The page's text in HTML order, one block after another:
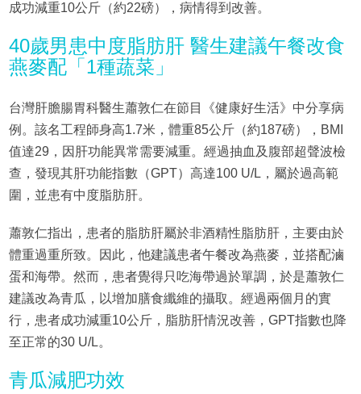
成功減重10公斤（約22磅），病情得到改善。
40歲男患中度脂肪肝 醫生建議午餐改食
燕麥配「1種蔬菜」
台灣肝膽腸胃科醫生蕭敦仁在節目《健康好生活》中分享病
例。該名工程師身高1.7米，體重85公斤（約187磅），BMI
值達29，因肝功能異常需要減重。經過抽血及腹部超聲波檢
查，發現其肝功能指數（GPT）高達100 U/L，屬於過高範
圍，並患有中度脂肪肝。
蕭敦仁指出，患者的脂肪肝屬於非酒精性脂肪肝，主要由於
體重過重所致。因此，他建議患者午餐改為燕麥，並搭配滷
蛋和海帶。然而，患者覺得只吃海帶過於單調，於是蕭敦仁
建議改為青瓜，以增加膳食纖維的攝取。經過兩個月的實
行，患者成功減重10公斤，脂肪肝情況改善，GPT指數也降
至正常的30 U/L。
青瓜減肥功效